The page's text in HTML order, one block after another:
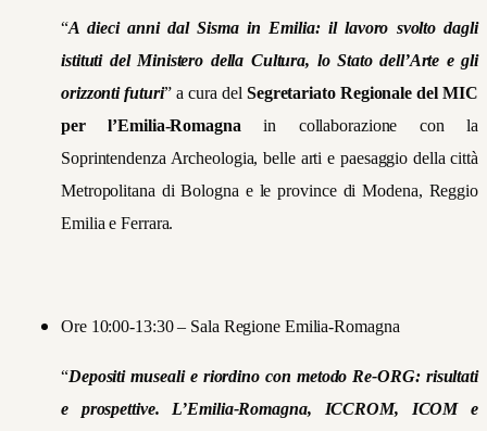
“A dieci anni dal Sisma in Emilia: il lavoro svolto dagli
istituti del Ministero della Cultura, lo Stato dell’Arte e gli
orizzonti futuri” a cura del Segretariato Regionale del MIC
per l’Emilia-Romagna in collaborazione con la
Soprintendenza Archeologia, belle arti e paesaggio della città
Metropolitana di Bologna e le province di Modena, Reggio
Emilia e Ferrara.
Ore 10:00-13:30 – Sala Regione Emilia-Romagna
“Depositi museali e riordino con metodo Re-ORG: risultati
e prospettive. L’Emilia-Romagna, ICCROM, ICOM e